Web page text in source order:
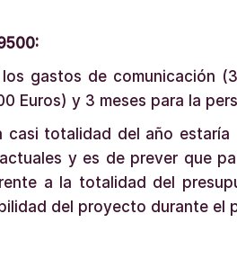
gastos de comunicación
Euros) y 3 meses para la
casi totalidad del año
y es de prever que
a la totalidad del
del proyecto durante el